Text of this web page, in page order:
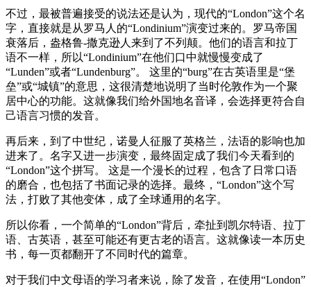
不过，最被普遍接受的说法还是认为，现代的“London”这个名
字，直接就是从罗马人的“Londinium”演变过来的。罗马帝国
衰落后，盎格鲁-撒克逊人来到了不列颠。他们的语言和拉丁
语不一样，所以“Londinium”在他们口中就慢慢变成了
“Lunden”或者“Lundenburg”。 这里的“burg”在古英语里是“堡
垒”或“城镇”的意思，这很清楚地说明了当时伦敦作为一个聚
居中心的功能。这就像我们给外国地名音译，会选择更符合自
己语言习惯的发音。
再后来，到了中世纪，诺曼人征服了英格兰，法语的影响也加
进来了。名字又进一步演变，最终固定成了我们今天看到的
“London”这个拼写。 这是一个漫长的过程，包含了日常口语
的磨合，也包括了书面记录的选择。最终，“London”这个写
法，打败了其他变体，成了全球通用的名字。
所以你看，一个简单的“London”背后，牵扯到凯尔特语、拉丁
语、古英语，甚至可能还有更古老的语言。这就像读一本历史
书，每一页都翻开了不同时代的篇章。
对于我们中文母语的学习者来说，除了发音，在使用“London”